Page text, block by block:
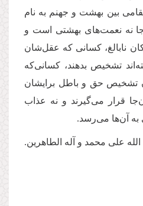
بین بهشت و جهنم به نام
نه نعمت‌های بهشتی است و
نابالغ، کسانی که عقل‌شان
تشخیص بدهند، کسانی‌که
تشخیص حق و باطل برایشان
قرار می‌گیرند و نه عذاب
به آن‌ها می‌رسد.
علی محمد و آله الطاهرین.